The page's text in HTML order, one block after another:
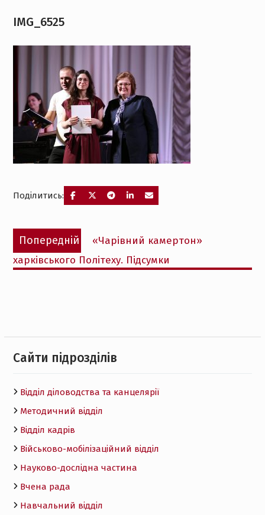
IMG_6525
Поділитись:
Навігація
записів
Попередній
Попередній
запис:
«Чарівний камертон»
харківського Політеху. Підсумки
Cайти підрозділів
Відділ діловодства та канцелярії
Методичний відділ
Відділ кадрів
Військово-мобілізаційний відділ
Науково-дослідна частина
Вчена рада
Навчальний відділ